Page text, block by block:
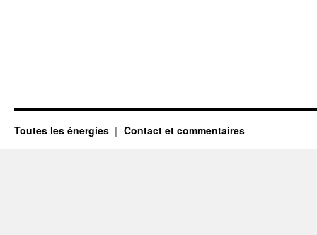
Toutes les énergies Contact et commentaires